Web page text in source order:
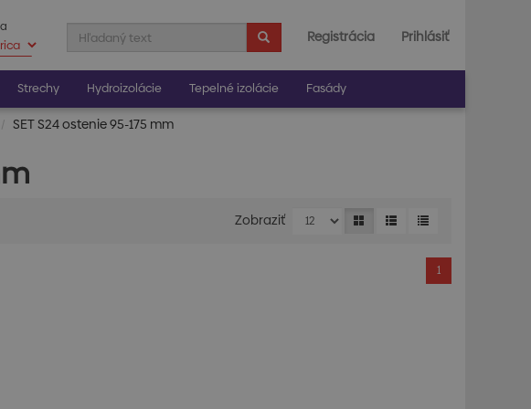
Registrácia Prihlásiť
Strechy Hydroizolácie Tepelné izolácie Fasády
SET S24 ostenie 95-175 mm
Zobraziť
1